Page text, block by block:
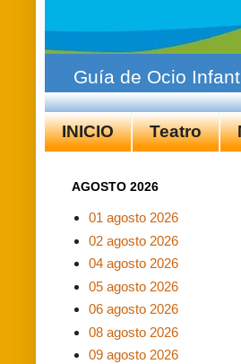
Guía de Ocio
INICIO Teatro
AGOSTO 2026
01 agosto 2026
02 agosto 2026
04 agosto 2026
05 agosto 2026
06 agosto 2026
08 agosto 2026
09 agosto 2026